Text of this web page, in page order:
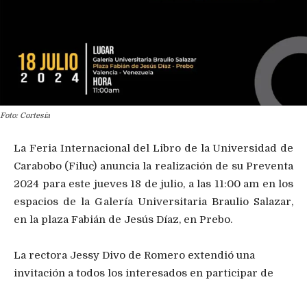
Foto: Cortesía
La Feria Internacional del Libro de la Universidad de
Carabobo (Filuc) anuncia la realización de su Preventa
2024 para este jueves 18 de julio, a las 11:00 am en los
espacios de la Galería Universitaria Braulio Salazar,
en la plaza Fabián de Jesús Díaz, en Prebo.
La rectora Jessy Divo de Romero extendió una
invitación a todos los interesados en participar de